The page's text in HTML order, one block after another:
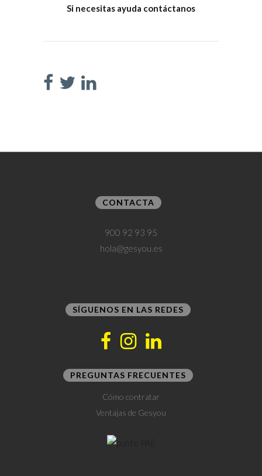
Si necesitas ayuda contáctanos
CONTACTA
900 92 93 95
hola@gesyou.es
SÍGUENOS EN LAS REDES
PREGUNTAS FRECUENTES
Cómo contratar
Ventajas de Gesyou